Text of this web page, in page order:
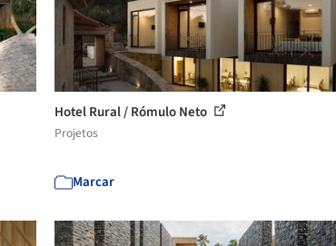
Hotel Rural / Rómulo Neto
Projetos
Marcar